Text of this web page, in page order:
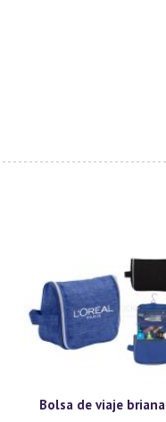
Bolsa de viaje briana